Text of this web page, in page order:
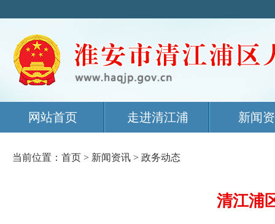
网站首页 走进清江浦 新闻
当前位置： 首页 > 新闻资讯 > 政务动态
清江浦